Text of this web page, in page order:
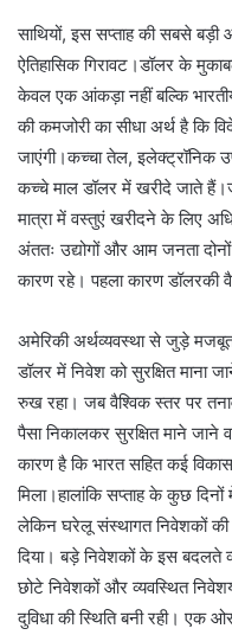
साथियों, इस सप्ताह की सबसे
ऐतिहासिक गिरावट।डॉलर के
केवल एक आंकड़ा नहीं बल्कि
की कमजोरी का सीधा अर्थ है कि
जाएंगी।कच्चा तेल, इलेक्ट्रॉनिक
कच्चे माल डॉलर में खरीदे जाते
मात्रा में वस्तुएं खरीदने के लिए
अंततः उद्योगों और आम जनता
कारण रहे। पहला कारण डॉलरकी
अमेरिकी अर्थव्यवस्था से जुड़े
डॉलर में निवेश को सुरक्षित माना
रुख रहा। जब वैश्विक स्तर पर
पैसा निकालकर सुरक्षित माने जाने
कारण है कि भारत सहित कई
मिला।हालांकि सप्ताह के कुछ
लेकिन घरेलू संस्थागत निवेशकों की
दिया। बड़े निवेशकों के इस बदलते
छोटे निवेशकों और व्यवस्थित
दुविधा की स्थिति बनी रही। एक